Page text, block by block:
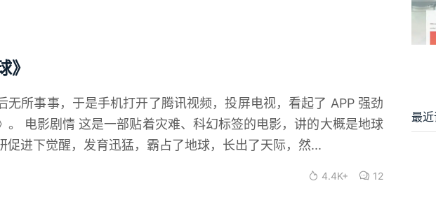
》
无所事事，于是手机打开了腾讯视频，投屏电视，看起了 APP 强劲
。 电影剧情 这是一部贴着灾难、科幻标签的电影，讲的大概是地球
促进下觉醒，发育迅猛，霸占了地球，长出了天际，然...
4.4K+ 12
最